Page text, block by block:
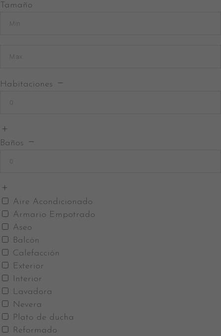
Tamaño
Habitaciones
Baños
Aire Acondicionado
Armario Empotrado
Aseo
Balcón
Calefacción
Exterior
Interior
Lavadora
Nevera
Plato de ducha
Reformado